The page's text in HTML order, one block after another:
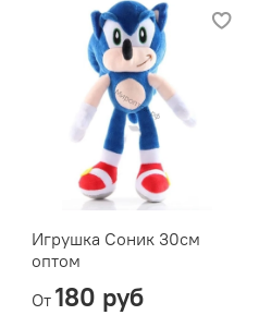
Игрушка Соник 30см
оптом
От 180 руб